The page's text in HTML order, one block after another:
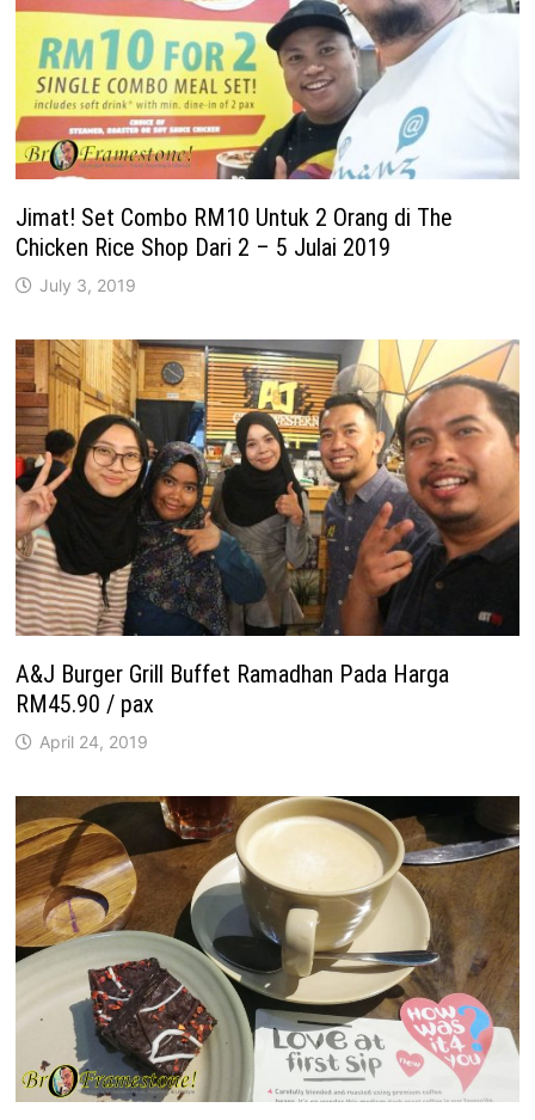
Jimat! Set Combo RM10 Untuk 2 Orang di The
Chicken Rice Shop Dari 2 – 5 Julai 2019
July 3, 2019
A&J Burger Grill Buffet Ramadhan Pada Harga
RM45.90 / pax
April 24, 2019